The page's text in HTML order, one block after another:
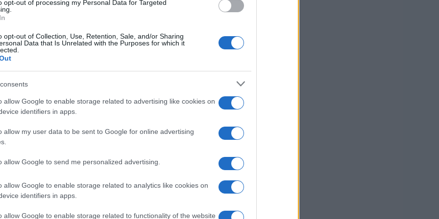
opt-out of processing my Personal Data for Targeted
opt-out of Collection, Use, Retention, Sale, and/or Sharing
Data that Is Unrelated with the Purposes for which it
allow Google to enable storage related to advertising like cookies on
identifiers in apps.
allow my user data to be sent to Google for online advertising
allow Google to send me personalized advertising.
allow Google to enable storage related to analytics like cookies on
identifiers in apps.
allow Google to enable storage related to functionality of the website
je poizkus domačink, vratarka na mestu. Odgovorile
prišle tudi do strela v 65.minuti, a se izid ni spremenil.
za gostje, ko so Slovenjgradčanke podale v
napadalko,že naslednjo minuto je sledil strel Krke iz
je sodila priznana slovenska sodnica Tanja Subotič, smo
Krke. Sledila je dvojna zamenjava pri Slovenj Gradcu, igro
minut igre pa dobili Merkačeva in Lužnikova. Pobrežnikova je
pa je žogo zaustavila z roko, in tudi ona prejela
tekmi so imele gostje, ki so poizkusile s strelom iz 20 metrov,
prvenstvene točke